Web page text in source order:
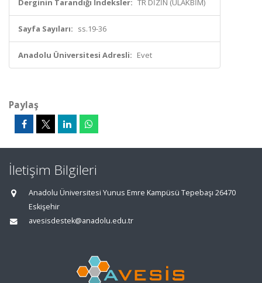
Derginin Tarandığı İndeksler: TR DİZİN (ULAKBİM)
Sayfa Sayıları: ss.19-36
Anadolu Üniversitesi Adresli: Evet
Paylaş
İletişim Bilgileri
Anadolu Üniversitesi Yunus Emre Kampüsü Tepebaşı 26470
Eskişehir
avesisdestek@anadolu.edu.tr